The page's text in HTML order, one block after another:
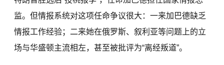
监。但情报系统对这项任命争议很大：一来加巴德缺乏
情报工作经验；二来她在俄罗斯、叙利亚等问题上的立
场与华盛顿主流相左，甚至被批评为“离经叛道”。